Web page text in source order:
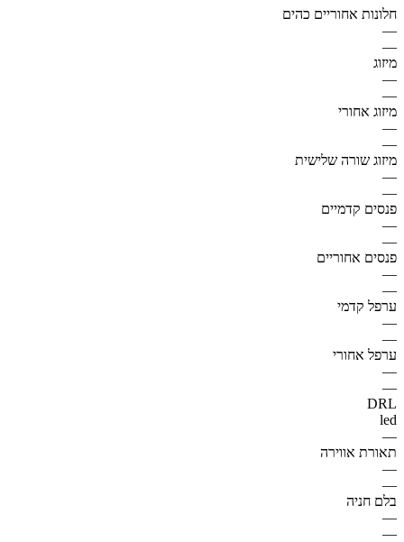
חלונות אחוריים כהים
—
—
מיזוג
—
—
מיזוג אחורי
—
—
מיזוג שורה שלישית
—
—
פנסים קדמיים
—
—
פנסים אחוריים
—
—
ערפל קדמי
—
—
ערפל אחורי
—
—
DRL
led
—
תאורת אווירה
—
—
בלם חניה
—
—